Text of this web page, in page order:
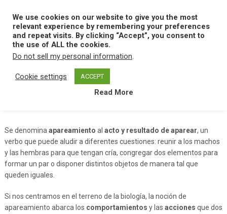
content
MENU
Home A Apareamiento
Apareamiento
Se denomina apareamiento al acto y resultado de aparear, un
verbo que puede aludir a diferentes cuestiones: reunir a los machos
y las hembras para que tengan cría, congregar dos elementos para
formar un par o disponer distintos objetos de manera tal que
queden iguales.
Si nos centramos en el terreno de la biología, la noción de
apareamiento abarca los comportamientos y las acciones que dos
We use cookies on our website to give you the most
relevant experience by remembering your preferences
and repeat visits. By clicking “Accept”, you consent to
the use of ALL the cookies.
Do not sell my personal information.
Cookie settings ACCEPT
Read More